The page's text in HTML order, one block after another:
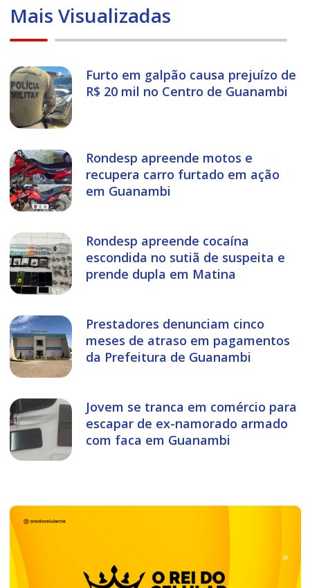
Mais Visualizadas
Furto em galpão causa prejuízo de
R$ 20 mil no Centro de Guanambi
Rondesp apreende motos e
recupera carro furtado em ação
em Guanambi
Rondesp apreende cocaína
escondida no sutiã de suspeita e
prende dupla em Matina
Prestadores denunciam cinco
meses de atraso em pagamentos
da Prefeitura de Guanambi
Jovem se tranca em comércio para
escapar de ex-namorado armado
com faca em Guanambi